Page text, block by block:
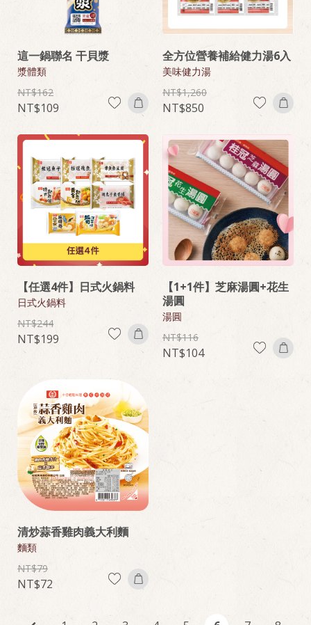
這一鍋聯名 干貝漿
漿體類
162
109
全方位營養補給健力湯6入
美味健力湯
1,260
850
【任選4件】日式火鍋料
日式火鍋料
244
199
【1+1件】芝麻湯圓+花生
湯圓
湯圓
116
104
清炒蒜香雞肉義大利麵
麵類
79
72